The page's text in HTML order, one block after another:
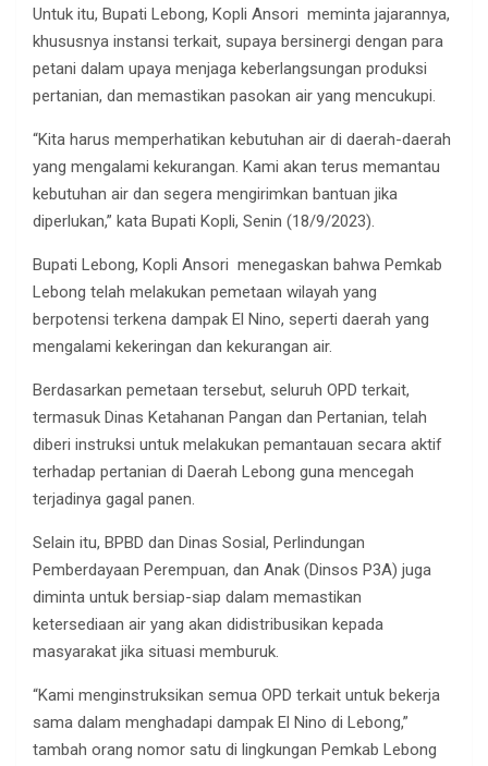
Untuk itu, Bupati Lebong, Kopli Ansori meminta jajarannya,
khususnya instansi terkait, supaya bersinergi dengan para
petani dalam upaya menjaga keberlangsungan produksi
pertanian, dan memastikan pasokan air yang mencukupi.
“Kita harus memperhatikan kebutuhan air di daerah-daerah
yang mengalami kekurangan. Kami akan terus memantau
kebutuhan air dan segera mengirimkan bantuan jika
diperlukan,” kata Bupati Kopli, Senin (18/9/2023).
Bupati Lebong, Kopli Ansori menegaskan bahwa Pemkab
Lebong telah melakukan pemetaan wilayah yang
berpotensi terkena dampak El Nino, seperti daerah yang
mengalami kekeringan dan kekurangan air.
Berdasarkan pemetaan tersebut, seluruh OPD terkait,
termasuk Dinas Ketahanan Pangan dan Pertanian, telah
diberi instruksi untuk melakukan pemantauan secara aktif
terhadap pertanian di Daerah Lebong guna mencegah
terjadinya gagal panen.
Selain itu, BPBD dan Dinas Sosial, Perlindungan
Pemberdayaan Perempuan, dan Anak (Dinsos P3A) juga
diminta untuk bersiap-siap dalam memastikan
ketersediaan air yang akan didistribusikan kepada
masyarakat jika situasi memburuk.
“Kami menginstruksikan semua OPD terkait untuk bekerja
sama dalam menghadapi dampak El Nino di Lebong,”
tambah orang nomor satu di lingkungan Pemkab Lebong